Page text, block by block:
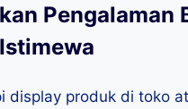
Pengalaman
display produk di toko